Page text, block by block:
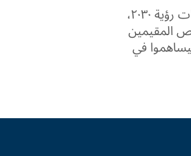
ونطمح لأن نكون يداً تساعد في بناء وتنفيذ أهداف ومستهدفات رؤية ٢٠٣٠،
المقيمين
في